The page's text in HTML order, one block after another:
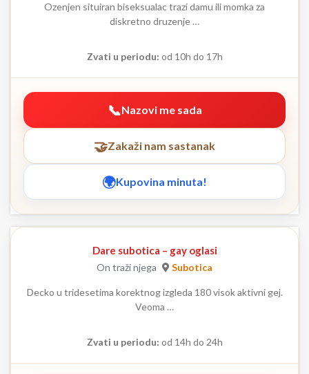
Ozenjen situiran biseksualac trazi damu ili momka za
diskretno druzenje …
Zvati u periodu: od 10h do 17h
Nazovi me sada
Zakaži nam sastanak
Kupovina minuta!
Dare subotica – gay oglasi
On traži njega Subotica
Decko u tridesetima korektnog izgleda 180 visok aktivni gej.
Veoma …
Zvati u periodu: od 14h do 24h